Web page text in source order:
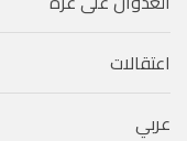
اعتقالات
عربي